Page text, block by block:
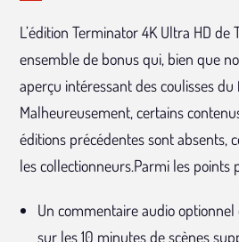
L’édition Terminator 4K Ultra HD
ensemble de bonus qui, bien que
aperçu intéressant des coulisses du
Malheureusement, certains
éditions précédentes sont absents,
les collectionneurs.Parmi les points
Un commentaire audio
sur les 10 minutes de scènes